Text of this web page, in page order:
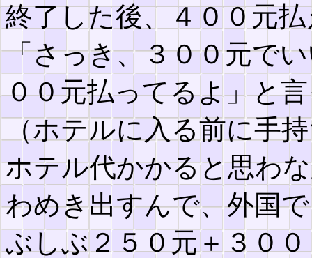
終了した後、４００元
「さっき、３００元で
００元払ってるよ」と
（ホテルに入る前に手
ホテル代かかると思わ
わめき出すんで、外国
ぶしぶ２５０元＋３０